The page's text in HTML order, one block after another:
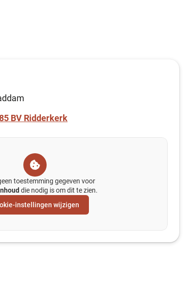
BV Ridderkerk
toestemming gegeven voor
die nodig is om dit te zien.
instellingen wijzigen